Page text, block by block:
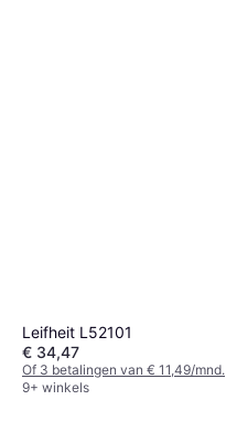
Leifheit L52101
€ 34,47
Of 3 betalingen van € 11,49/mnd.
9+ winkels